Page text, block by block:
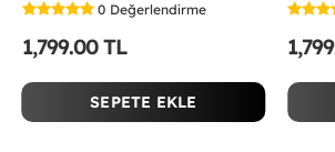
0 Değerlendirme
1,799.00 TL
SEPETE EKLE